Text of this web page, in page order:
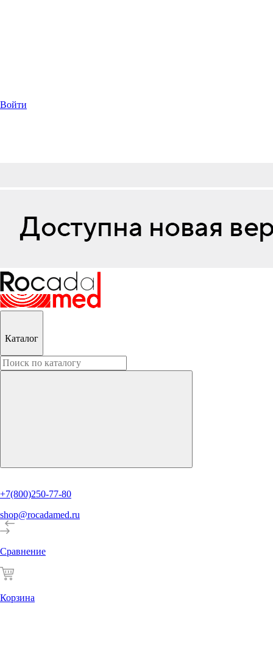
Войти
Каталог
+7(800)250-77-80
shop@rocadamed.ru
Сравнение
Корзина